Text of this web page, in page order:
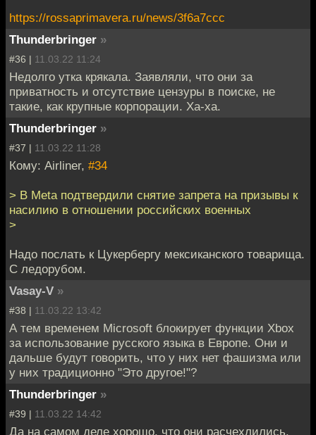
https://rossaprimavera.ru/news/3f6a7ccc
Thunderbringer »
#36 | 11.03.22 11:24
Недолго утка крякала. Заявляли, что они за
приватность и отсутствие цензуры в поиске, не
такие, как крупные корпорации. Ха-ха.
Thunderbringer »
#37 | 11.03.22 11:28
Кому: Airliner, #34
> В Meta подтвердили снятие запрета на призывы к
насилию в отношении российских военных
>
Надо послать к Цукербергу мексиканского товарища.
С ледорубом.
Vasay-V »
#38 | 11.03.22 13:42
А тем временем Microsoft блокирует функции Xbox
за использование русского языка в Европе. Они и
дальше будут говорить, что у них нет фашизма или
у них традиционно "Это другое!"?
Thunderbringer »
#39 | 11.03.22 14:42
Да на самом деле хорошо, что они расчехлились.